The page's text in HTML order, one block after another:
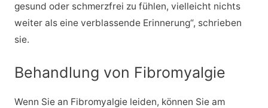
gesund oder schmerzfrei zu fühlen, vielleicht nichts
weiter als eine verblassende Erinnerung“, schrieben
sie.
Behandlung von Fibromyalgie
Wenn Sie an Fibromyalgie leiden, können Sie am